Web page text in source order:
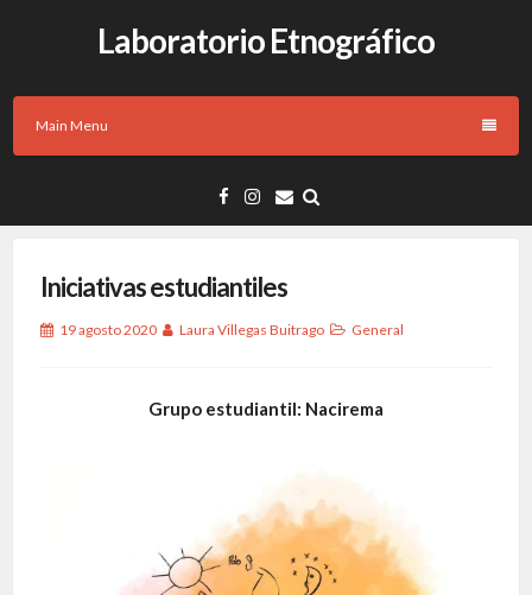
Laboratorio Etnográfico
Main Menu
Iniciativas estudiantiles
19 agosto 2020 Laura Villegas Buitrago General
Grupo estudiantil: Nacirema